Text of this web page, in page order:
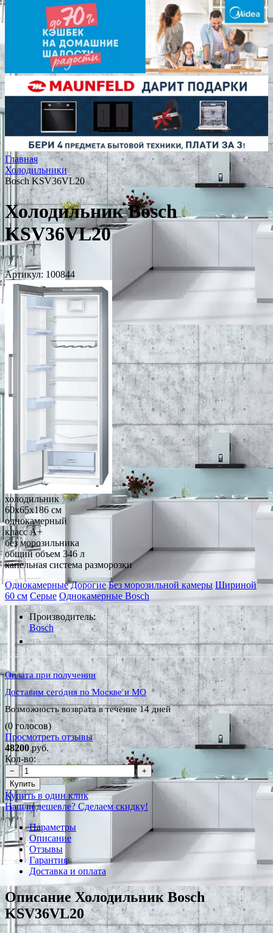
Главная
Холодильники
Bosch KSV36VL20
Холодильник Bosch
KSV36VL20
Артикул: 100844
холодильник
60x65x186 см
однокамерный
класс A+
без морозильника
общий объем 346 л
капельная система разморозки
Однокамерные Дорогие Без морозильной камеры Шириной
60 см Серые Однокамерные Bosch
Производитель:
Bosch
*Наличие уточняйте у менеджера
Оплата при получении
Доставим сегодня по Москве и МО
Возможность возврата в течение 14 дней
(0 голосов)
Просмотреть отзывы
48200руб.
Кол-во:
−
+
Купить
Купить в один клик
Нашли дешевле? Сделаем скидку!
Параметры
Описание
Отзывы
Гарантия
Доставка и оплата
Описание Холодильник Bosch
KSV36VL20